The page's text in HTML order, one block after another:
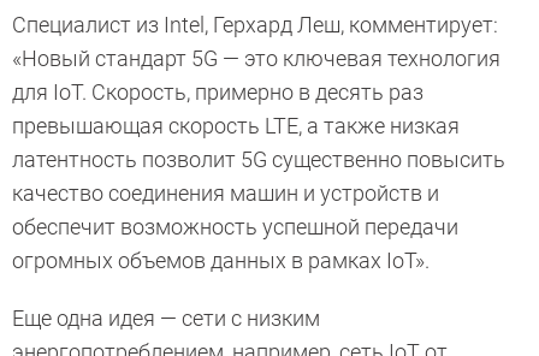
Специалист из Intel, Герхард Леш, комментирует:
«Новый стандарт 5G — это ключевая технология
для IoT. Скорость, примерно в десять раз
превышающая скорость LTE, а также низкая
латентность позволит 5G существенно повысить
качество соединения машин и устройств и
обеспечит возможность успешной передачи
огромных объемов данных в рамках IoT».
Еще одна идея — сети с низким